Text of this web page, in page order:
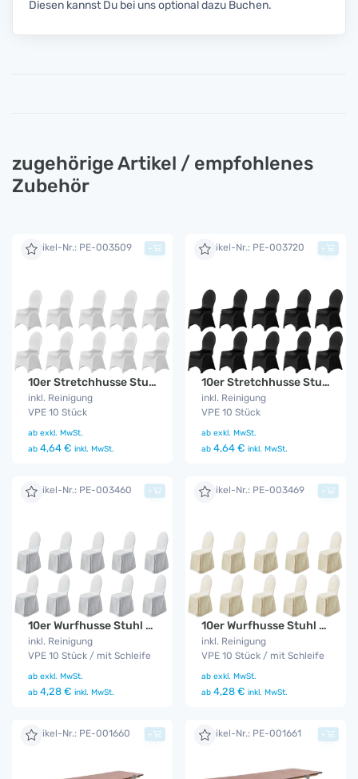
Diesen kannst Du bei uns optional dazu Buchen.
zugehörige Artikel / empfohlenes
Zubehör
Artikel-Nr.: PE-003509
10er Stretchhusse Stuhl weiß
inkl. Reinigung
VPE 10 Stück
ab exkl. MwSt.
ab 4,64 € inkl. MwSt.
+ Artikel-Nr.: PE-003720
10er Stretchhusse Stuhl schwarz
inkl. Reinigung
VPE 10 Stück
ab exkl. MwSt.
ab 4,64 € inkl. MwSt.
+
Artikel-Nr.: PE-003460
10er Wurfhusse Stuhl weiß
inkl. Reinigung
VPE 10 Stück / mit Schleife
ab exkl. MwSt.
ab 4,28 € inkl. MwSt.
+ Artikel-Nr.: PE-003469
10er Wurfhusse Stuhl creme
inkl. Reinigung
VPE 10 Stück / mit Schleife
ab exkl. MwSt.
ab 4,28 € inkl. MwSt.
+
Artikel-Nr.: PE-001660 + Artikel-Nr.: PE-001661 +